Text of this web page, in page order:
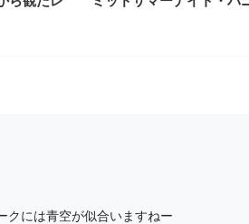
クには青空が似合いますねー